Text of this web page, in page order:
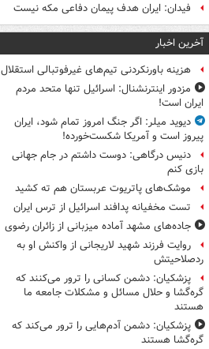
فیدان: ایران هدف پیمان دفاعی مکه نیست
آخرین اخبار
هزینه باورنکردنی تیم‌های غیرفوتبالی استقلال
مزدور اینترنشنال: اسرائیل تنها متحد مردم
ایران است!
دیوید میلر: اگر جنگ امروز تمام شود، ایران
پیروز است و آمریکا شکست‌خورده!
دنیس درگاهی: دوست داشتم در جام جهانی
بازی کنم
موشک‌های پاتریوت عربستان هم ته‌ کشید
تست مخفیانه پدافند اسرائیل از ترس ایران
جاده‌های مشهد آماده میزبانی از زائران رضوی
روایت فرزند شهید لاریجانی از واکنش او به
ردصلاحیتش
پزشکیان: دشمن کسانی را ترور می‌کنند که
گره‌گشا و حلال مسائل و مشکلات جامعه ما
هستند
پزشکیان: دشمن آدم‌هایی را ترور می‌کند که
گره‌گشا هستند